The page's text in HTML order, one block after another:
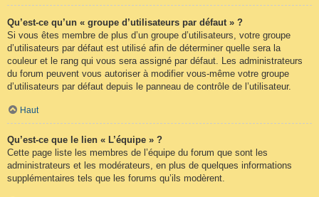
Qu’est-ce qu’un « groupe d’utilisateurs par défaut » ?
Si vous êtes membre de plus d’un groupe d’utilisateurs, votre groupe
d’utilisateurs par défaut est utilisé afin de déterminer quelle sera la
couleur et le rang qui vous sera assigné par défaut. Les administrateurs
du forum peuvent vous autoriser à modifier vous-même votre groupe
d’utilisateurs par défaut depuis le panneau de contrôle de l’utilisateur.
Haut
Qu’est-ce que le lien « L’équipe » ?
Cette page liste les membres de l’équipe du forum que sont les
administrateurs et les modérateurs, en plus de quelques informations
supplémentaires tels que les forums qu’ils modèrent.